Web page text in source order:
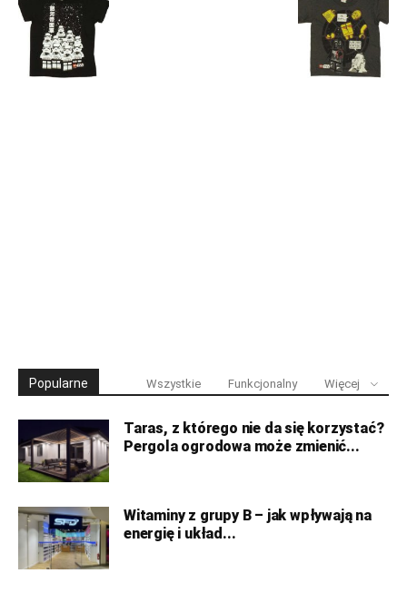
Popularne Wszystkie Funkcjonalny Więcej
Taras, z którego nie da się korzystać?
Pergola ogrodowa może zmienić...
Witaminy z grupy B – jak wpływają na
energię i układ...